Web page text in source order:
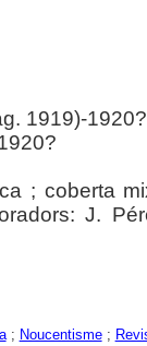
1919)-1920?
; coberta
J.
; Noucentisme;